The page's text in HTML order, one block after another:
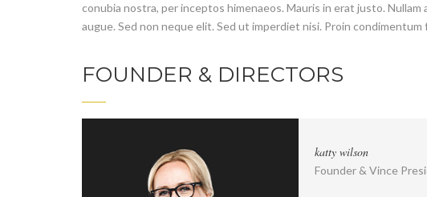
conubia nostra, per inceptos himenaeos. Mauris in erat justo.
augue. Sed non neque elit. Sed ut imperdiet nisi. Proin condimentum
FOUNDER & DIRECTORS
katty wilson
Founder & Vince